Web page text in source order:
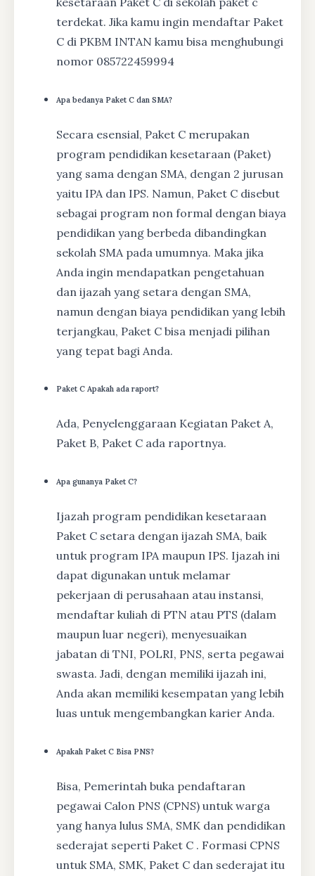
terdekat. Jika kamu ingin mendaftar Paket
C di PKBM INTAN kamu bisa menghubungi
nomor 085722459994
Apa bedanya Paket C dan SMA?
Secara esensial, Paket C merupakan
program pendidikan kesetaraan (Paket)
yang sama dengan SMA, dengan 2 jurusan
yaitu IPA dan IPS. Namun, Paket C disebut
sebagai program non formal dengan biaya
pendidikan yang berbeda dibandingkan
sekolah SMA pada umumnya. Maka jika
Anda ingin mendapatkan pengetahuan
dan ijazah yang setara dengan SMA,
namun dengan biaya pendidikan yang lebih
terjangkau, Paket C bisa menjadi pilihan
yang tepat bagi Anda.
Paket C Apakah ada raport?
Ada, Penyelenggaraan Kegiatan Paket A,
Paket B, Paket C ada raportnya.
Apa gunanya Paket C?
Ijazah program pendidikan kesetaraan
Paket C setara dengan ijazah SMA, baik
untuk program IPA maupun IPS. Ijazah ini
dapat digunakan untuk melamar
pekerjaan di perusahaan atau instansi,
mendaftar kuliah di PTN atau PTS (dalam
maupun luar negeri), menyesuaikan
jabatan di TNI, POLRI, PNS, serta pegawai
swasta. Jadi, dengan memiliki ijazah ini,
Anda akan memiliki kesempatan yang lebih
luas untuk mengembangkan karier Anda.
Apakah Paket C Bisa PNS?
Bisa, Pemerintah buka pendaftaran
pegawai Calon PNS (CPNS) untuk warga
yang hanya lulus SMA, SMK dan pendidikan
sederajat seperti Paket C . Formasi CPNS
untuk SMA, SMK, Paket C dan sederajat itu